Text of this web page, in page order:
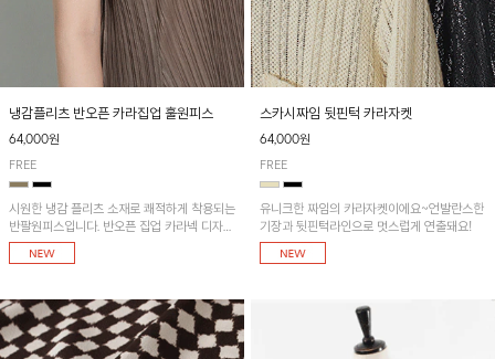
냉감플리츠 반오픈 카라집업 훌원피스
64,000원
FREE
시원한 냉감 플리츠 소재로 쾌적하게 착용되는
반팔원피스입니다. 반오픈 집업 카라넥 디자인
이 깔끔한 포인트를 더해주며, 자연스럽게 퍼
지는 훌 실루엣이 여성스러운 분위기를 연출해
스카시짜임 뒷핀턱 카라자켓
64,000원
FREE
유니크한 짜임의 카라자켓이에요~언발란스한
기장과 뒷핀턱라인으로 멋스럽게 연출돼요!